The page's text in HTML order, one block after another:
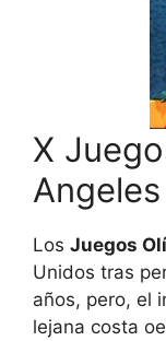
X
Los Juegos
Unidos tras
años, pero, el
lejana costa